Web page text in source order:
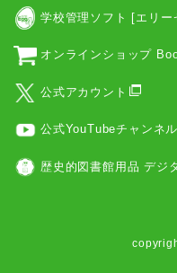
学校管理ソフト [エリー
オンラインショップ
公式アカウント
公式YouTubeチャンネル
歴史的図書館用品 デジ